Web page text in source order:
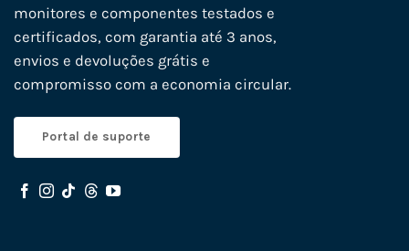
monitores e componentes testados e
certificados, com garantia até 3 anos,
envios e devoluções grátis e
compromisso com a economia circular.
Portal de suporte